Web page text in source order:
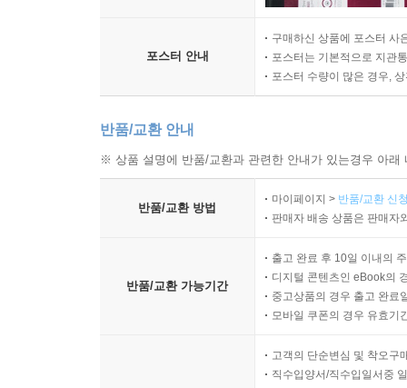
포스터 안내
구매하신 상품에 포스터 사
포스터는 기본적으로 지관
포스터 수량이 많은 경우,
반품/교환 안내
※ 상품 설명에 반품/교환과 관련한 안내가 있는경우 아
반품/교환 방법
마이페이지 > 반품/교환 신
판매자 배송 상품은 판매자
반품/교환 가능기간
출고 완료 후 10일 이내의
디지털 콘텐츠인 eBook의
중고상품의 경우 출고 완료
모바일 쿠폰의 경우 유효기
고객의 단순변심 및 착오구
직수입양서/직수입일서중